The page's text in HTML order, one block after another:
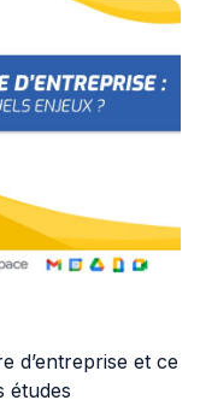
d’entreprise et ce
études